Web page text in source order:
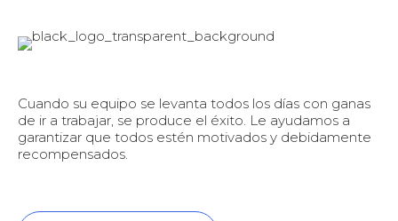
Cuando su equipo se levanta todos los días con ganas
de ir a trabajar, se produce el éxito. Le ayudamos a
garantizar que todos estén motivados y debidamente
recompensados.